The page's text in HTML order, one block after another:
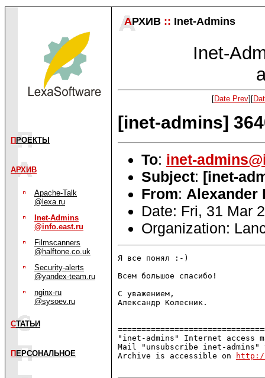
П РОЕКТЫ
АРХИВ
Apache-Talk
@lexa.ru
Inet-Admins
@info.east.ru
Filmscanners
@halftone.co.uk
Security-alerts
@yandex-team.ru
nginx-ru
@sysoev.ru
СТАТЬИ
П ЕРСОНАЛЬНОЕ
АРХИВ :: Inet-Admins
Inet-
[Date Prev][
[inet-admins]
To: inet-
Subject: [inet-
From: Alexander
Date: Fri, 31 Mar
Organization:
Я все понял :-)
Всем большое спасибо!
С уважением,
Александр Колесник.
"inet-admins" Internet access
Mail "unsubscribe inet-
Archive is accessible on